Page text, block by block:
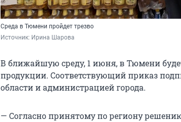
Среда в Тюмени пройдет трезво
Источник: Ирина Шарова
В ближайшую среду, 1 июня, в Тюмени
продукции. Соответствующий приказ
области и администрацией города.
— Согласно принятому по региону